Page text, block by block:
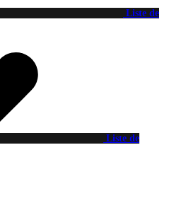
Liste de
Liste de